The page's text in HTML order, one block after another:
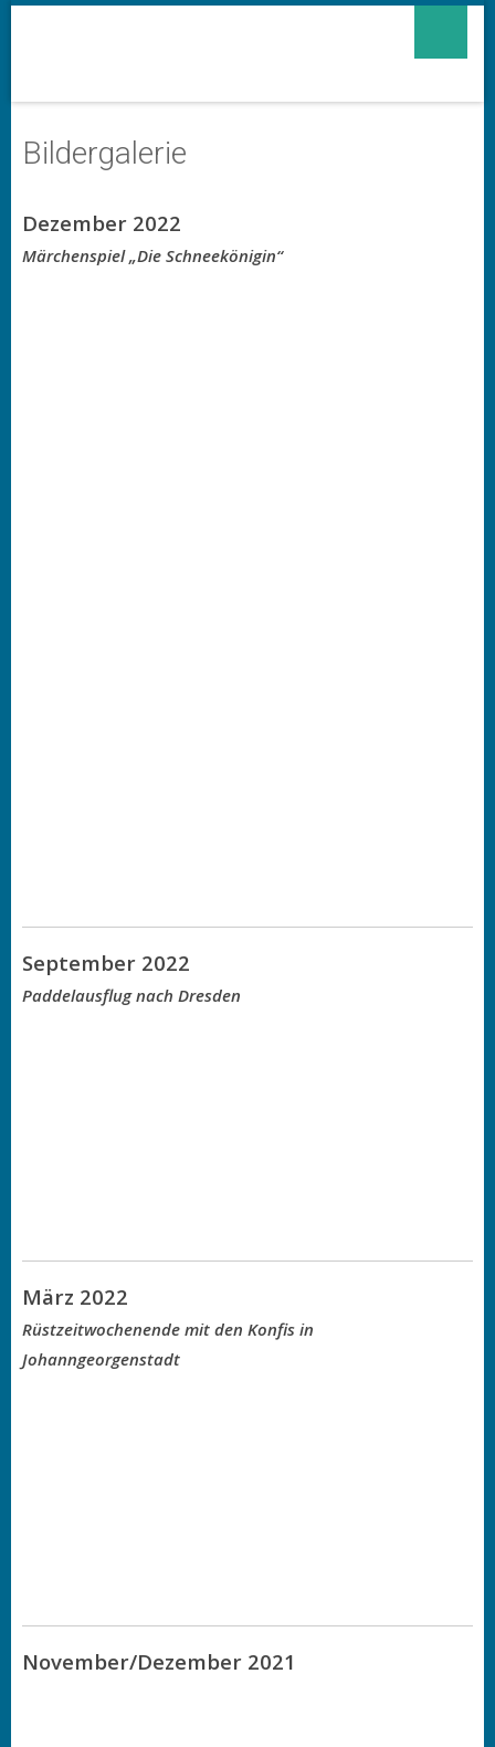
Bildergalerie
Dezember 2022
Märchenspiel „Die Schneekönigin“
September 2022
Paddelausflug nach Dresden
März 2022
Rüstzeitwochenende mit den Konfis in
Johanngeorgenstadt
November/Dezember 2021